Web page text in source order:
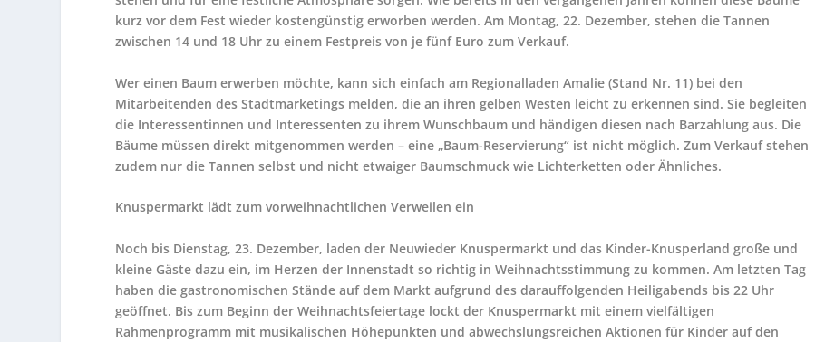
kurz vor dem Fest wieder kostengünstig erworben werden. Am Montag, 22. Dezember, stehen die Tannen
zwischen 14 und 18 Uhr zu einem Festpreis von je fünf Euro zum Verkauf.
Wer einen Baum erwerben möchte, kann sich einfach am Regionalladen Amalie (Stand Nr. 11) bei den
Mitarbeitenden des Stadtmarketings melden, die an ihren gelben Westen leicht zu erkennen sind. Sie begleiten
die Interessentinnen und Interessenten zu ihrem Wunschbaum und händigen diesen nach Barzahlung aus. Die
Bäume müssen direkt mitgenommen werden – eine „Baum-Reservierung“ ist nicht möglich. Zum Verkauf stehen
zudem nur die Tannen selbst und nicht etwaiger Baumschmuck wie Lichterketten oder Ähnliches.
Knuspermarkt lädt zum vorweihnachtlichen Verweilen ein
Noch bis Dienstag, 23. Dezember, laden der Neuwieder Knuspermarkt und das Kinder-Knusperland große und
kleine Gäste dazu ein, im Herzen der Innenstadt so richtig in Weihnachtsstimmung zu kommen. Am letzten Tag
haben die gastronomischen Stände auf dem Markt aufgrund des darauffolgenden Heiligabends bis 22 Uhr
geöffnet. Bis zum Beginn der Weihnachtsfeiertage lockt der Knuspermarkt mit einem vielfältigen
Rahmenprogramm mit musikalischen Höhepunkten und abwechslungsreichen Aktionen für Kinder auf den